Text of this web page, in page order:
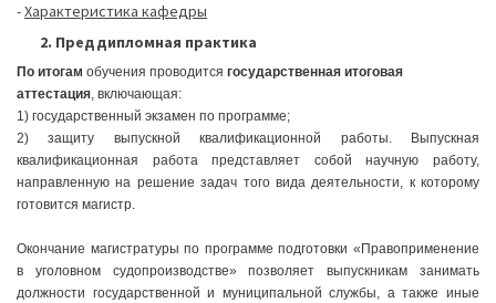
-Характеристика кафедры
2. Преддипломная практика
По итогам обучения проводится государственная итоговая
аттестация, включающая:
1) государственный экзамен по программе;
2) защиту выпускной квалификационной работы. Выпускная
квалификационная работа представляет собой научную работу,
направленную на решение задач того вида деятельности, к которому
готовится магистр.
Окончание магистратуры по программе подготовки «Правоприменение
в уголовном судопроизводстве» позволяет выпускникам занимать
должности государственной и муниципальной службы, а также иные